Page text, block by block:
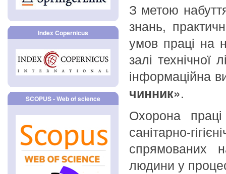
Index Copernicus
SCOPUS - Web of science
З метою
знань,
умов праці на
залі технічної
інформаційна
чинник».
Охорона
санітарно-
спрямованих
людини у